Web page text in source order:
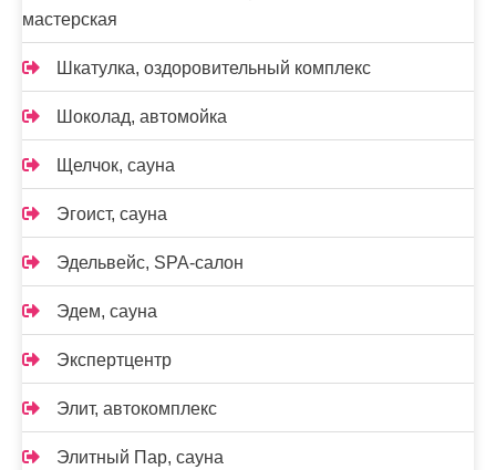
мастерская
Шкатулка, оздоровительный комплекс
Шоколад, автомойка
Щелчок, сауна
Эгоист, сауна
Эдельвейс, SPA-салон
Эдем, сауна
Экспертцентр
Элит, автокомплекс
Элитный Пар, сауна